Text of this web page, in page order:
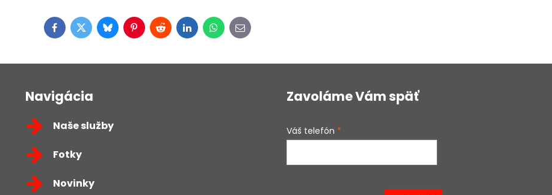
Facebook
TwitterBlueskyPinterest
RedditLinkedInWhatsApp
E-
mail
Navigácia
Naše služby
Fotky
Novinky
Zavoláme Vám späť
Váš telefón *